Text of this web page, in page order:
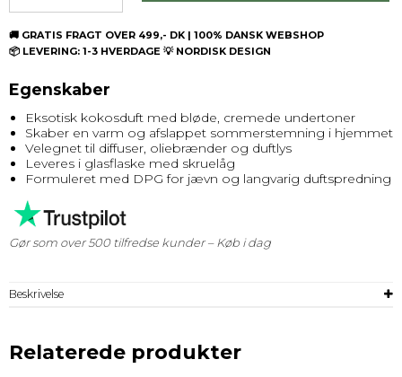
🚚 GRATIS FRAGT OVER 499,- DK | 100% DANSK WEBSHOP
📦 LEVERING: 1-3 HVERDAGE 💡 NORDISK DESIGN
Egenskaber
Eksotisk kokosduft med bløde, cremede undertoner
Skaber en varm og afslappet sommerstemning i hjemmet
Velegnet til diffuser, oliebrænder og duftlys
Leveres i glasflaske med skruelåg
Formuleret med DPG for jævn og langvarig duftspredning
Gør som over 500 tilfredse kunder – Køb i dag
Beskrivelse
Relaterede produkter